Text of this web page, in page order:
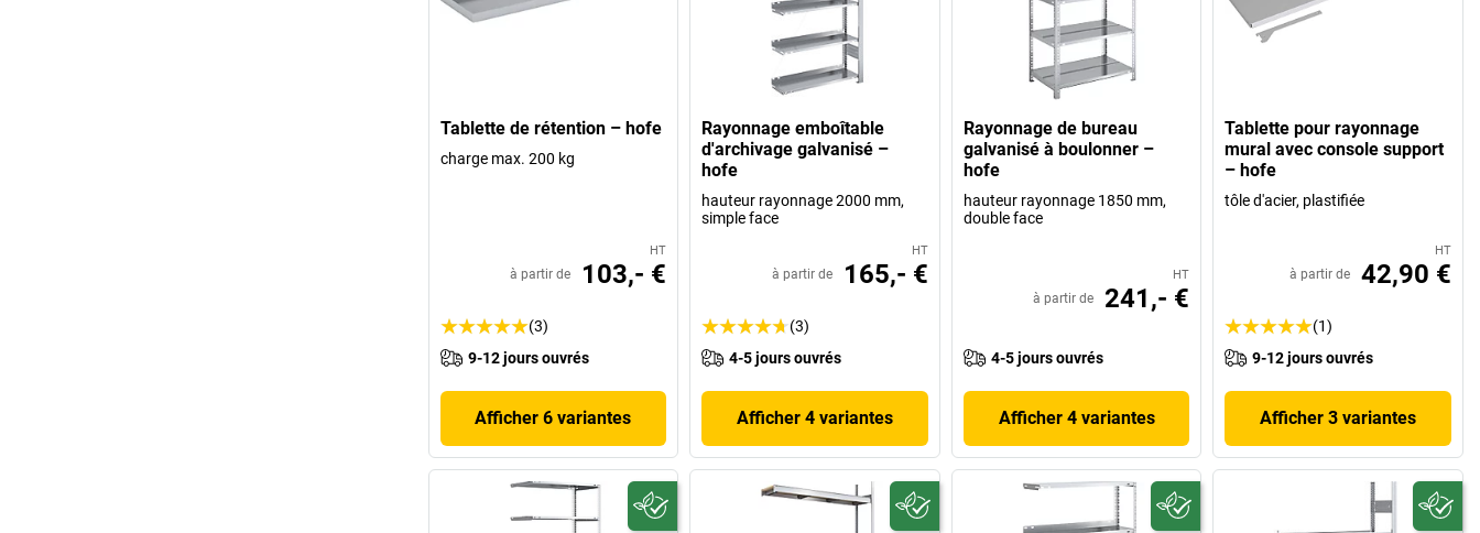
Tablette de rétention – hofe
charge max. 200 kg
HT
à partir de 103,- €
(3)
9-12 jours ouvrés
Afficher 6 variantes
Rayonnage emboîtable
d'archivage galvanisé –
hofe
hauteur rayonnage 2000 mm,
simple face
HT
à partir de 165,- €
(3)
4-5 jours ouvrés
Afficher 4 variantes
Rayonnage de bureau
galvanisé à boulonner –
hofe
hauteur rayonnage 1850 mm,
double face
HT
à partir de 241,- €
4-5 jours ouvrés
Afficher 4 variantes
Tablette pour rayonnage
mural avec console support
– hofe
tôle d'acier, plastifiée
HT
à partir de 42,90 €
(1)
9-12 jours ouvrés
Afficher 3 variantes